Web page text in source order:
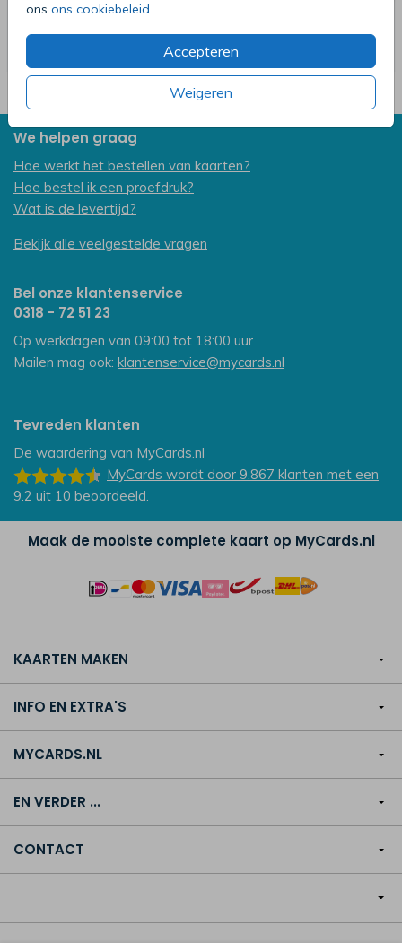
ons ons cookiebeleid.
Accepteren
Weigeren
We helpen graag
Hoe werkt het bestellen van kaarten?
Hoe bestel ik een proefdruk?
Wat is de levertijd?
Bekijk alle veelgestelde vragen
Bel onze klantenservice
0318 - 72 51 23
Op werkdagen van 09:00 tot 18:00 uur
Mailen mag ook: klantenservice@mycards.nl
Tevreden klanten
De waardering van MyCards.nl
MyCards wordt door 9.867 klanten met een
9.2 uit 10 beoordeeld.
Maak de mooiste complete kaart op MyCards.nl
KAARTEN MAKEN
INFO EN EXTRA'S
MYCARDS.NL
EN VERDER ...
CONTACT